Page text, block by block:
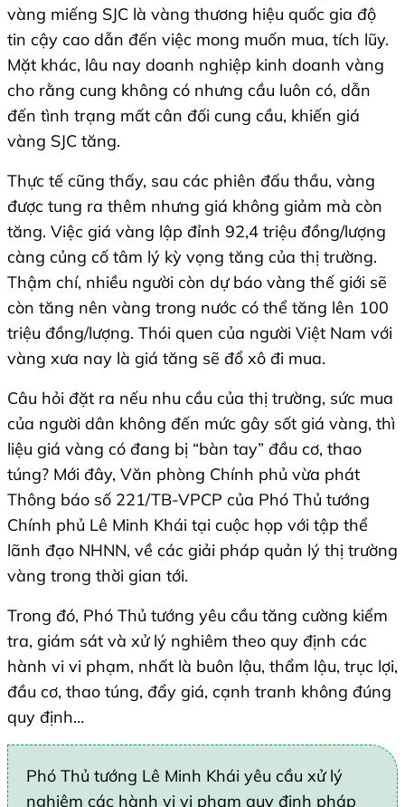
vàng miếng SJC là vàng thương hiệu quốc gia độ
tin cậy cao dẫn đến việc mong muốn mua, tích lũy.
Mặt khác, lâu nay doanh nghiệp kinh doanh vàng
cho rằng cung không có nhưng cầu luôn có, dẫn
đến tình trạng mất cân đối cung cầu, khiến giá
vàng SJC tăng.
Thực tế cũng thấy, sau các phiên đấu thầu, vàng
được tung ra thêm nhưng giá không giảm mà còn
tăng. Việc giá vàng lập đỉnh 92,4 triệu đồng/lượng
càng củng cố tâm lý kỳ vọng tăng của thị trường.
Thậm chí, nhiều người còn dự báo vàng thế giới sẽ
còn tăng nên vàng trong nước có thể tăng lên 100
triệu đồng/lượng. Thói quen của người Việt Nam với
vàng xưa nay là giá tăng sẽ đổ xô đi mua.
Câu hỏi đặt ra nếu nhu cầu của thị trường, sức mua
của người dân không đến mức gây sốt giá vàng, thì
liệu giá vàng có đang bị “bàn tay” đầu cơ, thao
túng? Mới đây, Văn phòng Chính phủ vừa phát
Thông báo số 221/TB-VPCP của Phó Thủ tướng
Chính phủ Lê Minh Khái tại cuộc họp với tập thể
lãnh đạo NHNN, về các giải pháp quản lý thị trường
vàng trong thời gian tới.
Trong đó, Phó Thủ tướng yêu cầu tăng cường kiểm
tra, giám sát và xử lý nghiêm theo quy định các
hành vi vi phạm, nhất là buôn lậu, thẩm lậu, trục lợi,
đầu cơ, thao túng, đẩy giá, cạnh tranh không đúng
quy định…
Phó Thủ tướng Lê Minh Khái yêu cầu xử lý
nghiêm các hành vi vi phạm quy định pháp